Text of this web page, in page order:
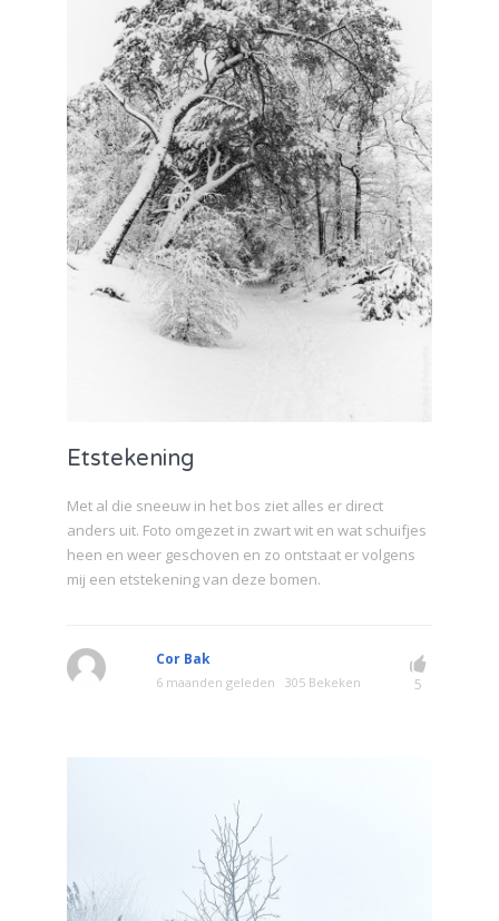
Etstekening
Met al die sneeuw in het bos ziet alles er direct
anders uit. Foto omgezet in zwart wit en wat schuifjes
heen en weer geschoven en zo ontstaat er volgens
mij een etstekening van deze bomen.
Cor Bak
6 maanden geleden 305 Bekeken 5